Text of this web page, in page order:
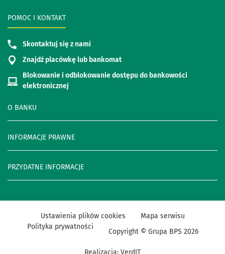
O BANKU
INFORMACJE PRAWNE
PRZYDATNE INFORMACJE
POMOC I KONTAKT
Skontaktuj się z nami
Znajdź placówkę lub bankomat
Blokowanie i odblokowanie dostępu do bankowości
elektronicznej
Ustawienia plików cookies
Mapa serwisu
Polityka prywatności
Copyright © Grupa BPS 2026